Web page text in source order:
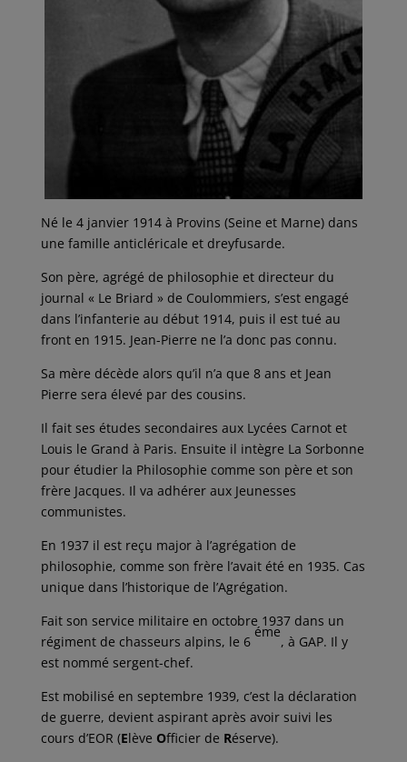
Né le 4 janvier 1914 à Provins (Seine et Marne) dans
une famille anticléricale et dreyfusarde.
Son père, agrégé de philosophie et directeur du
journal « Le Briard » de Coulommiers, s’est engagé
dans l’infanterie au début 1914, puis il est tué au
front en 1915. Jean-Pierre ne l’a donc pas connu.
Sa mère décède alors qu’il n’a que 8 ans et Jean
Pierre sera élevé par des cousins.
Il fait ses études secondaires aux Lycées Carnot et
Louis le Grand à Paris. Ensuite il intègre La Sorbonne
pour étudier la Philosophie comme son père et son
frère Jacques. Il va adhérer aux Jeunesses
communistes.
En 1937 il est reçu major à l’agrégation de
philosophie, comme son frère l’avait été en 1935. Cas
unique dans l’historique de l’Agrégation.
Fait son service militaire en octobre 1937 dans un
régiment de chasseurs alpins, le 6
éme
, à GAP. Il y
est nommé sergent-chef.
Est mobilisé en septembre 1939, c’est la déclaration
de guerre, devient aspirant après avoir suivi les
cours d’EOR (Elève Officier de Réserve).